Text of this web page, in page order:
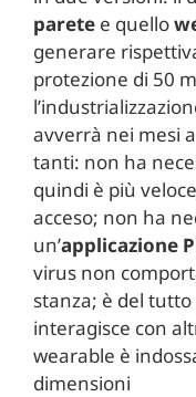
paretee quello
generare
protezione di 50
avverrà nei mesi
tanti: non ha
quindi è più
acceso; non ha
un’applicazione
virus non
stanza; è del tutto
interagisce con
wearable è
dimensioni